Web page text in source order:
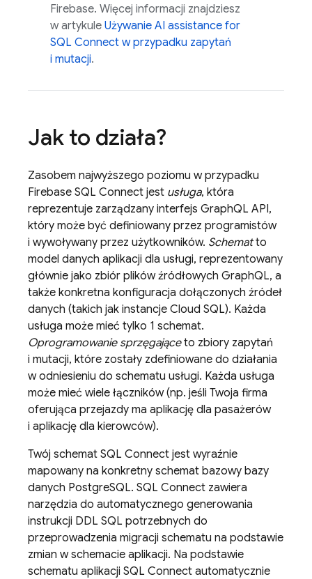
Firebase. Więcej informacji znajdziesz
w artykule Używanie AI assistance for
SQL Connect w przypadku zapytań
i mutacji.
Jak to działa?
Zasobem najwyższego poziomu w przypadku
Firebase SQL Connect jest usługa, która
reprezentuje zarządzany interfejs GraphQL API,
który może być definiowany przez programistów
i wywoływany przez użytkowników. Schematto
model danych aplikacji dla usługi, reprezentowany
głównie jako zbiór plików źródłowych GraphQL, a
także konkretna konfiguracja dołączonych źródeł
danych (takich jak instancje Cloud SQL). Każda
usługa może mieć tylko 1 schemat.
Oprogramowanie sprzęgająceto zbiory zapytań
i mutacji, które zostały zdefiniowane do działania
w odniesieniu do schematu usługi. Każda usługa
może mieć wiele łączników (np. jeśli Twoja firma
oferująca przejazdy ma aplikację dla pasażerów
i aplikację dla kierowców).
Twój schemat SQL Connect jest wyraźnie
mapowany na konkretny schemat bazowy bazy
danych PostgreSQL. SQL Connect zawiera
narzędzia do automatycznego generowania
instrukcji DDL SQL potrzebnych do
przeprowadzenia migracji schematu na podstawie
zmian w schemacie aplikacji. Na podstawie
schematu aplikacji SQL Connect automatycznie